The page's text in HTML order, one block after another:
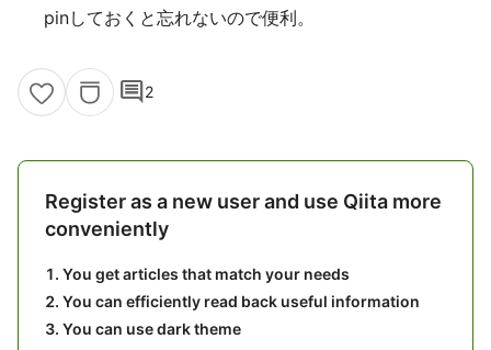
pinしておくと忘れないので便利。
comment2
Register as a new user and use Qiita more
conveniently
You get articles that match your needs
You can efficiently read back useful information
You can use dark theme